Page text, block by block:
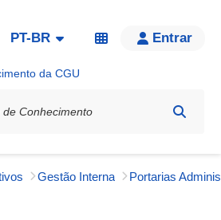
PT-BR Entrar
da CGU
Gestão Interna